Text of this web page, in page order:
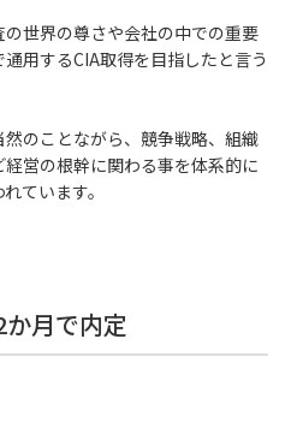
世界の尊さや会社の中での重要
用するCIA取得を目指したと言う
のことながら、競争戦略、組織
営の根幹に関わる事を体系的に
ています。
月で内定